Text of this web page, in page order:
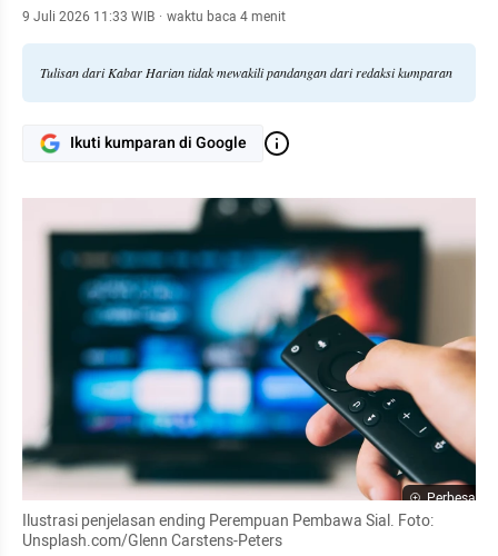
9 Juli 2026 11:33 WIB · waktu baca 4 menit
Tulisan dari Kabar Harian tidak mewakili pandangan dari redaksi kumparan
Ikuti kumparan di Google
Perbesar
Ilustrasi penjelasan ending Perempuan Pembawa Sial. Foto:
Unsplash.com/Glenn Carstens-Peters